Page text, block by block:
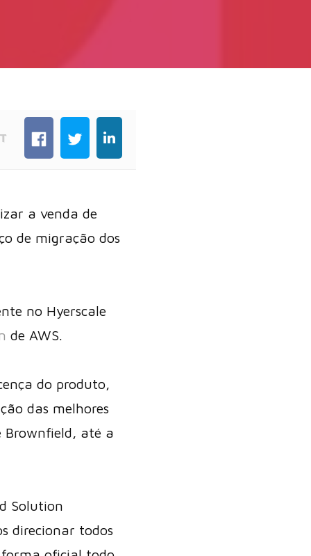
a venda de
de migração dos
no Hyerscale
de AWS.
do produto,
das melhores
Brownfield, até a
Solution
direcionar todos